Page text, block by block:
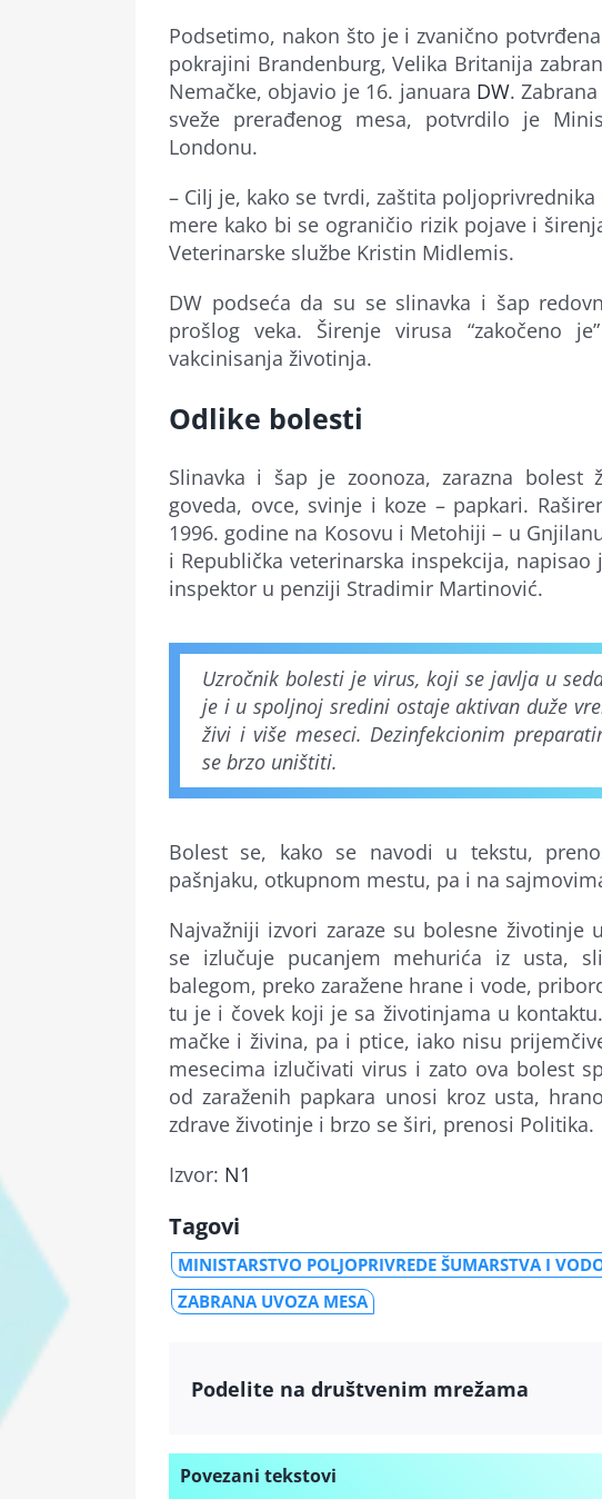
Podsetimo, nakon što je i zvanično
pokrajini Brandenburg, Velika Britanija
Nemačke, objavio je 16. januara DW.
sveže prerađenog mesa, potvrdilo je
Londonu.
– Cilj je, kako se tvrdi, zaštita
mere kako bi se ograničio rizik pojave i
Veterinarske službe Kristin Midlemis.
DW podseća da su se slinavka i šap
prošlog veka. Širenje virusa “zakočeno
vakcinisanja životinja.
Odlike bolesti
Slinavka i šap je zoonoza, zarazna
goveda, ovce, svinje i koze – papkari.
1996. godine na Kosovu i Metohiji – u
i Republička veterinarska inspekcija, napisao
inspektor u penziji Stradimir Martinović.
Uzročnik bolesti je virus, koji se javlja u
je i u spoljnoj sredini ostaje aktivan duže
živi i više meseci. Dezinfekcionim
se brzo uništiti.
Bolest se, kako se navodi u tekstu,
pašnjaku, otkupnom mestu, pa i na
Najvažniji izvori zaraze su bolesne
se izlučuje pucanjem mehurića iz usta,
balegom, preko zaražene hrane i vode,
tu je i čovek koji je sa životinjama u
mačke i živina, pa i ptice, iako nisu
mesecima izlučivati virus i zato ova bolest
od zaraženih papkara unosi kroz usta,
zdrave životinje i brzo se širi, prenosi Politika.
Izvor: N1
Tagovi
MINISTARSTVO POLJOPRIVREDE ŠUMARSTVA I
ZABRANA UVOZA MESA
Podelite na društvenim mrežama
Povezani tekstovi